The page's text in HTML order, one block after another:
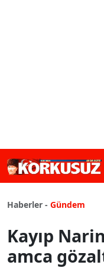
Haberler - Gündem
Kayıp
amca